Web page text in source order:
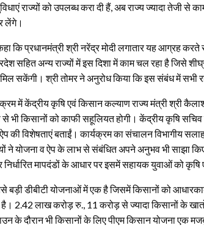
राज्यों को उपलब्ध करा दी हैं, अब राज्य ज्यादा तेजी से
लेंगे।
कि प्रधानमंत्री श्री नरेंद्र मोदी लगातार यह आग्रह करते
सहित अन्य राज्यों में इस दिशा में काम चल रहा है जिसे
सकेंगी। श्री तोमर ने अनुरोध किया कि इस संबंध में सभी
में केंद्रीय कृषि एवं किसान कल्याण राज्य मंत्री श्री
भी किसानों को काफी सहूलियत होगी। केंद्रीय कृषि
ऐप की विशेषताएं बताईं। कार्यक्रम का संचालन विभागीय
ने योजना व ऐप के लाभ से संबंधित अपने अनुभव भी साझा
मापदंडों के आधार पर इसमें सहायक युवाओं को कृषि
बड़ी डीबीटी योजनाओं में एक है जिसमें किसानों को
है। 2.42 लाख करोड़ रु., 11 करोड़ से ज्यादा किसानों के
के दौरान भी किसानों के लिए पीएम किसान योजना एक